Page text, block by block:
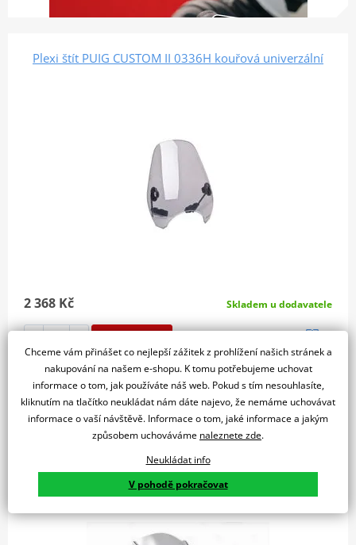
Plexi štít PUIG CUSTOM II 0336H kouřová univerzální
2 368 Kč Skladem u dodavatele
Porovnat
WINDSHIELD CUSTOM II C/SMOKEUpozornění: Údržbu a čištění
je nutné provádět pouze vodou, nikoliv…
Plexi štít PUIG UP&DOWN 2193H kouřová univerzální
Chceme vám přinášet co nejlepší zážitek z prohlížení našich stránek a
nakupování na našem e-shopu. K tomu potřebujeme uchovat
informace o tom, jak používáte náš web. Pokud s tím nesouhlasíte,
kliknutím na tlačítko neukládat nám dáte najevo, že nemáme uchovávat
informace o vaší návštěvě. Informace o tom, jaké informace a jakým
způsobem uchováváme naleznete zde.
Neukládat info
V pohodě pokračovat